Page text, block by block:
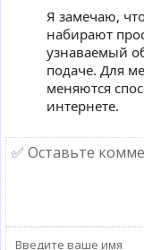
Я замечаю,
набирают
узнаваемый
подаче. Для
меняются
интернете.